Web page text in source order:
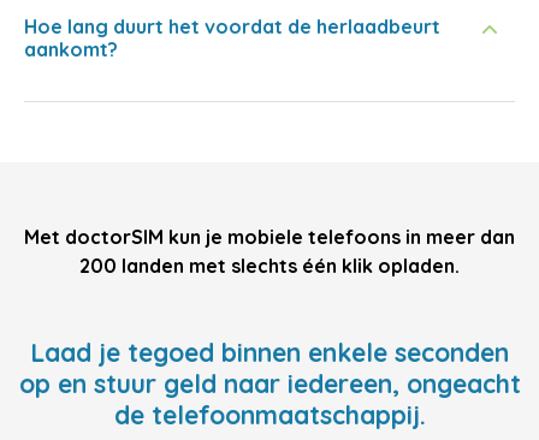
Hoe lang duurt het voordat de herlaadbeurt
aankomt?
Met doctorSIM kun je mobiele telefoons in meer dan
200 landen met slechts één klik opladen.
Laad je tegoed binnen enkele seconden
op en stuur geld naar iedereen, ongeacht
de telefoonmaatschappij.